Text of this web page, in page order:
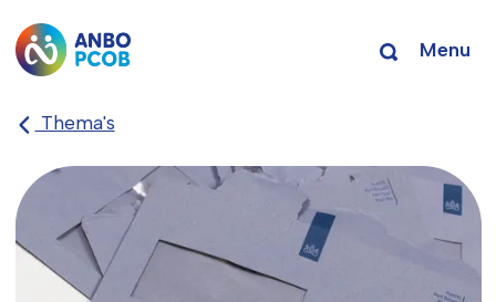
Menu
Thema's